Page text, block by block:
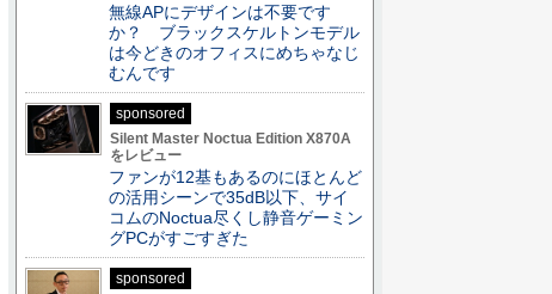
無線APにデザインは不要です
か？ ブラックスケルトンモデル
は今どきのオフィスにめちゃなじ
むんです
sponsored
Silent Master Noctua Edition X870A
をレビュー
ファンが12基もあるのにほとんど
の活用シーンで35dB以下、サイ
コムのNoctua尽くし静音ゲーミン
グPCがすごすぎた
sponsored